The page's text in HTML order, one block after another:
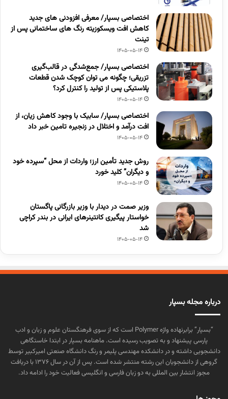
اختصاصی بسپار/ معرفی افزودنی های جدید
کاهش افت ویسکوزیته رنگ های ساختمانی پس از
تینت
1405-05-14
اختصاصی بسپار/ جمع‌شدگی در قالب‌گیری
تزریقی؛ چگونه می توان کوچک شدن قطعات
پلاستیکی پس از تولید را کنترل کرد؟
1405-05-14
اختصاصی بسپار/ سابیک با وجود کاهش زیان، از
افت درآمد و اختلال در زنجیره تامین خبر داد
1405-05-14
روش جدید تأمین ارز؛ واردات از محل “سپرده خود
و دیگران” کلید خورد
1405-05-14
وزیر صمت در دیدار با وزیر بازرگانی پاگستان
خواستار پیگیری کانتینرهای ایرانی در بندر کراچی
شد
1405-05-14
درباره مجله بسپار
“بسپار” برابرنهاده واژه Polymer است که از سوی فرهنگستان علوم و زبان و ادب
پارسی پیشنهاد و به تصویب رسیده است. ماهنامه بسپار در ابتدا خاستگاهی
دانشجویی داشته و در دانشکده مهندسی پلیمر و رنگ دانشگاه صنعتی امیرکبیر توسط
گروهی از دانشجویان این رشته منتشر شده است. پس از آن در سال ۱۳۷۶ با دریافت
مجوز انتشار بین المللی به دو زبان فارسی و انگلیسی فعالیت خود را ادامه داد.